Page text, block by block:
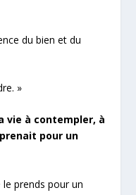
du bien et du
»
vie à contempler, à
pour un
prends pour un